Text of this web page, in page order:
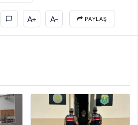
A+ A- PAYLAŞ